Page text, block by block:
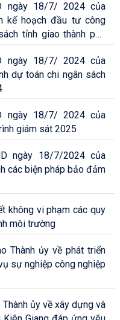
ngày 18/7/ 2024 của
kế hoạch đầu tư công
tỉnh giao thành phố
ngày 18/7/ 2024 của
dự toán chi ngân sách
ngày 18/7/ 2024 của
giám sát 2025
ngày 18/7/2024 của
các biện pháp bảo đảm
không vi phạm các quy
môi trường
Thành ủy về phát triển
sự nghiệp công nghiệp
Thành ủy về xây dựng và